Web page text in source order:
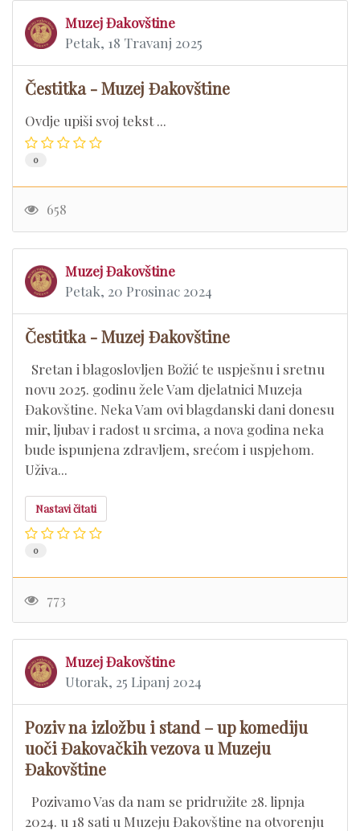
Muzej Đakovštine
Petak, 18 Travanj 2025
Čestitka - Muzej Đakovštine
Ovdje upiši svoj tekst ...
0
658
Muzej Đakovštine
Petak, 20 Prosinac 2024
Čestitka - Muzej Đakovštine
Sretan i blagoslovljen Božić te uspješnu i sretnu
novu 2025. godinu žele Vam djelatnici Muzeja
Đakovštine. Neka Vam ovi blagdanski dani donesu
mir, ljubav i radost u srcima, a nova godina neka
bude ispunjena zdravljem, srećom i uspjehom.
Uživa...
Nastavi čitati
0
773
Muzej Đakovštine
Utorak, 25 Lipanj 2024
Poziv na izložbu i stand – up komediju
uoči Đakovačkih vezova u Muzeju
Đakovštine
Pozivamo Vas da nam se pridružite 28. lipnja
2024. u 18 sati u Muzeju Đakovštine na otvorenju